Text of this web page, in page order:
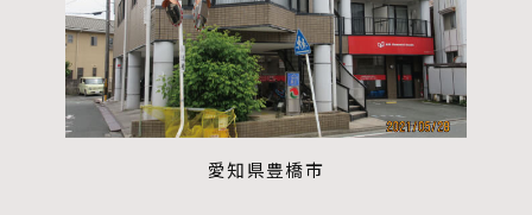
愛知県豊橋市